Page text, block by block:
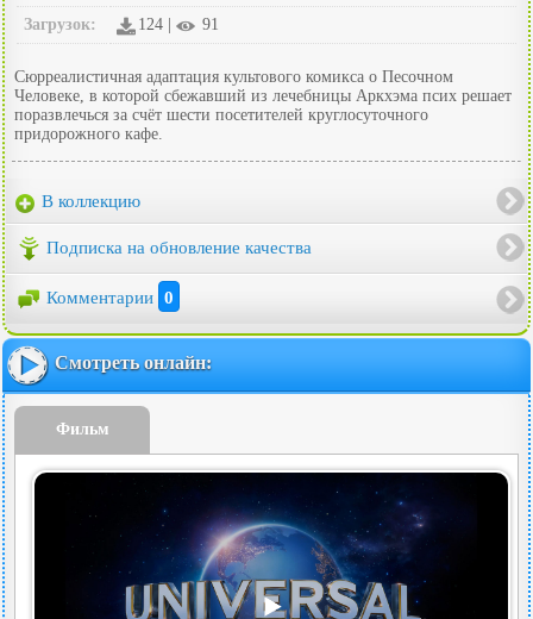
Загрузок:
124 | 91
Cюрреалистичная адаптация культового комикса о Песочном
Человеке, в которой сбежавший из лечебницы Аркхэма псих решает
поразвлечься за счёт шести посетителей круглосуточного
придорожного кафе.
В коллекцию
Подписка на обновление качества
Комментарии 0
Смотреть онлайн:
Фильм